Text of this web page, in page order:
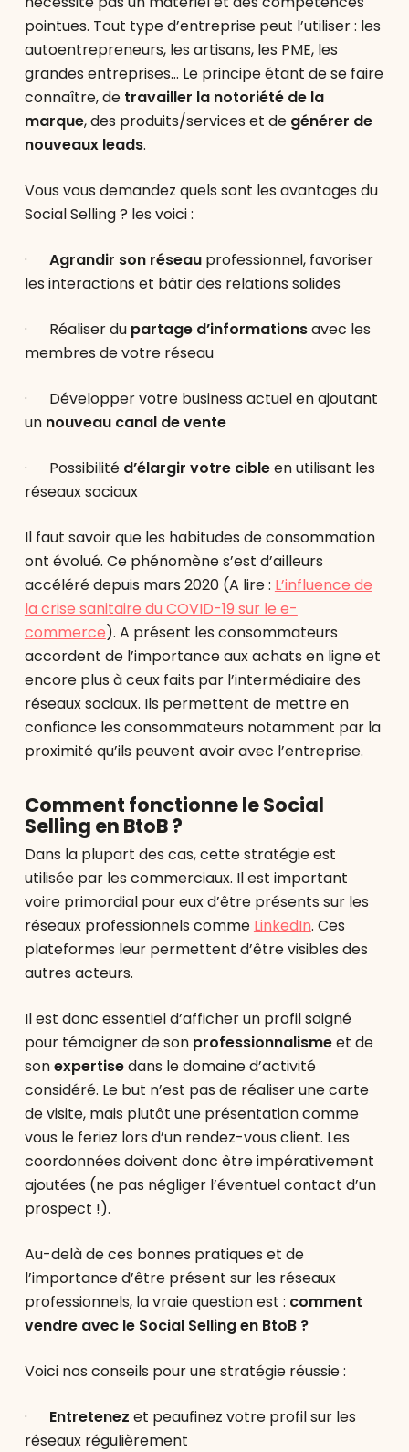
pointues. Tout type d’entreprise peut l’utiliser : les
autoentrepreneurs, les artisans, les PME, les
grandes entreprises… Le principe étant de se faire
connaître, de travailler la notoriété de la
marque, des produits/services et de générer de
nouveaux leads.
Vous vous demandez quels sont les avantages du
Social Selling ? les voici :
· Agrandir son réseauprofessionnel, favoriser
les interactions et bâtir des relations solides
· Réaliser du partage d’informationsavec les
membres de votre réseau
· Développer votre business actuel en ajoutant
un nouveau canal de vente
· Possibilité d’élargir votre cibleen utilisant les
réseaux sociaux
Il faut savoir que les habitudes de consommation
ont évolué. Ce phénomène s’est d’ailleurs
accéléré depuis mars 2020 (A lire : L’influence de
la crise sanitaire du COVID-19 sur le e-
commerce). A présent les consommateurs
accordent de l’importance aux achats en ligne et
encore plus à ceux faits par l’intermédiaire des
réseaux sociaux. Ils permettent de mettre en
confiance les consommateurs notamment par la
proximité qu’ils peuvent avoir avec l’entreprise.
Comment fonctionne le Social
Selling en BtoB ?
Dans la plupart des cas, cette stratégie est
utilisée par les commerciaux. Il est important
voire primordial pour eux d’être présents sur les
réseaux professionnels comme LinkedIn. Ces
plateformes leur permettent d’être visibles des
autres acteurs.
Il est donc essentiel d’afficher un profil soigné
pour témoigner de son professionnalismeet de
sonexpertisedans le domaine d’activité
considéré. Le but n’est pas de réaliser une carte
de visite, mais plutôt une présentation comme
vous le feriez lors d’un rendez-vous client. Les
coordonnées doivent donc être impérativement
ajoutées (ne pas négliger l’éventuel contact d’un
prospect !).
Au-delà de ces bonnes pratiques et de
l’importance d’être présent sur les réseaux
professionnels, la vraie question est : comment
vendre avec le Social Selling en BtoB ?
Voici nos conseils pour une stratégie réussie :
· Entretenez et peaufinez votre profil sur les
réseaux régulièrement